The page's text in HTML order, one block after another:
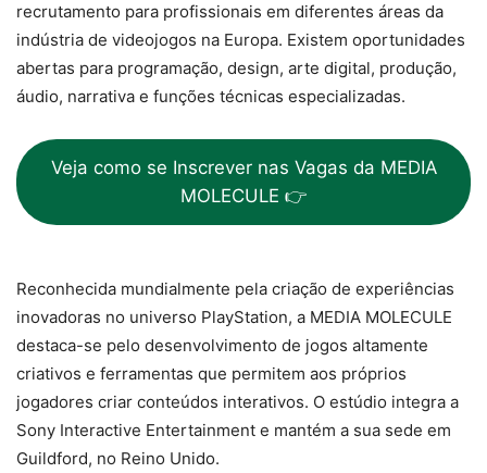
recrutamento para profissionais em diferentes áreas da
indústria de videojogos na Europa. Existem oportunidades
abertas para programação, design, arte digital, produção,
áudio, narrativa e funções técnicas especializadas.
Veja como se Inscrever nas Vagas da MEDIA
MOLECULE 👉
Reconhecida mundialmente pela criação de experiências
inovadoras no universo PlayStation, a MEDIA MOLECULE
destaca-se pelo desenvolvimento de jogos altamente
criativos e ferramentas que permitem aos próprios
jogadores criar conteúdos interativos. O estúdio integra a
Sony Interactive Entertainment e mantém a sua sede em
Guildford, no Reino Unido.